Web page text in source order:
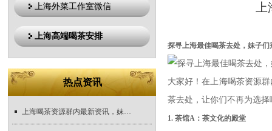
上海外菜工作室微信
上海高端喝茶安排
热点资讯
上海喝茶资源群内最新资讯，妹子们速来了解
探寻上海最佳喝茶去处，妹子们
大家好！在上海喝茶资源
茶去处，让你们不再为选
1. 茶馆A：茶文化的殿堂